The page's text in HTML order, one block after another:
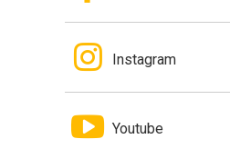
Instagram
Youtube